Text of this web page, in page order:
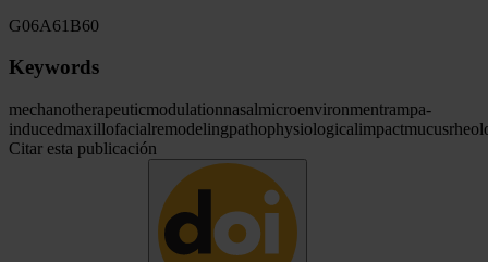
G06A61 B60
Keywords
mechanotherapeuticmodulationnasalmicroenvironmentrampa-
inducedmaxillofacialremodelingpathophysiologicalimpactmucus
Citar esta publicación